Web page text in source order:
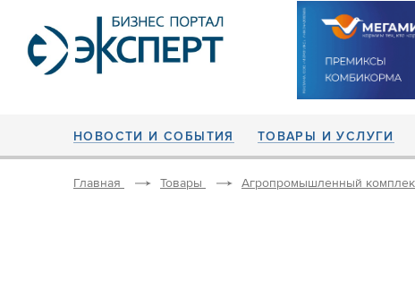
НОВОСТИ И СОБЫТИЯ ТОВАРЫ И УСЛУГИ
Главная Товары Агропромышленный